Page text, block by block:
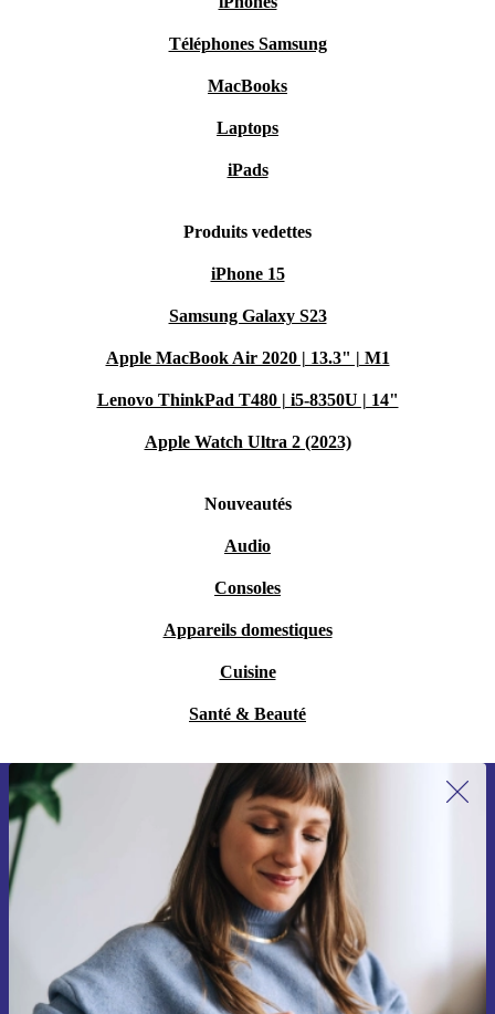
Téléphones Samsung
MacBooks
Laptops
iPads
Produits vedettes
iPhone 15
Samsung Galaxy S23
Apple MacBook Air 2020 | 13.3" | M1
Lenovo ThinkPad T480 | i5-8350U | 14"
Apple Watch Ultra 2 (2023)
Nouveautés
Audio
Consoles
Appareils domestiques
Cuisine
Santé & Beauté
Recevoir offres et infos de refurbed
par mail
Ne manquez plus aucune offre.
S'inscrire